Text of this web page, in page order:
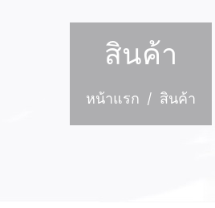
สินค้า
หน้าแรก / สินค้า